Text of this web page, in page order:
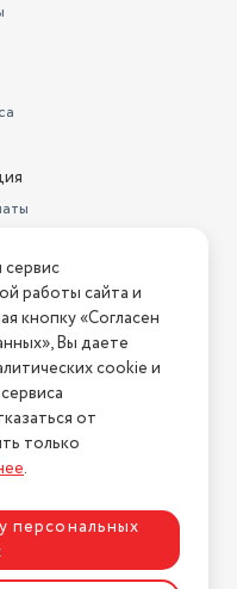
Напишите нам
У нас есть всё!
работы сайта и
кнопку «Согласен
Вы даете
cookie и
от
только
.
персональных